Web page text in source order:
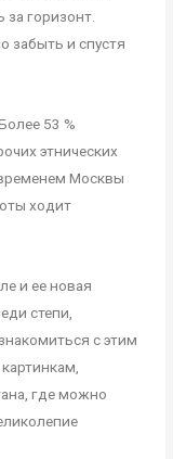
горизонт.
забыть и спустя
53 %
этнических
Москвы
ходит
и ее новая
степи,
с этим
где можно